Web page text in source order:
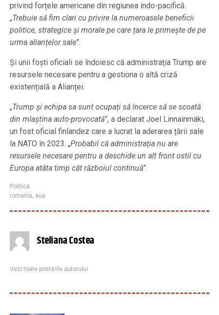
privind forțele americane din regiunea indo-pacifică.
„Trebuie să fim clari cu privire la numeroasele beneficii
politice, strategice și morale pe care țara le primește de pe
urma alianțelor sale”.
Și unii foști oficiali se îndoiesc că administrația Trump are
resursele necesare pentru a gestiona o altă criză
existențială a Alianței.
„Trump și echipa sa sunt ocupați să încerce să se scoată
din mlaștina auto-provocată”, a declarat Joel Linnainmäki,
un fost oficial finlandez care a lucrat la aderarea țării sale
la NATO în 2023. „Probabil că administrația nu are
resursele necesare pentru a deschide un alt front ostil cu
Europa atâta timp cât războiul continuă”.
Politică
romania, sua
Steliana Costea
Vezi toate postările autorului